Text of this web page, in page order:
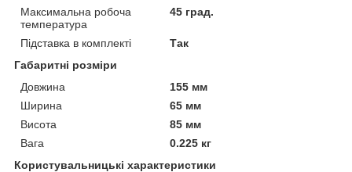
Максимальна робоча
температура
45 град.
Підставка в комплекті
Так
Габаритні розміри
Довжина
155 мм
Ширина
65 мм
Висота
85 мм
Вага
0.225 кг
Користувальницькі характеристики